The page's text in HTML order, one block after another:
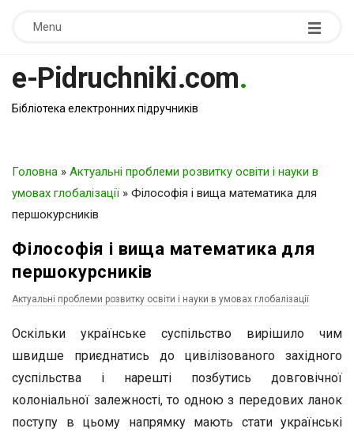
Menu
e-Pidruchniki.com.
Бібліотека електронних підручників
Головна » Актуальні проблеми розвитку освіти і науки в
умовах глобалізації » Філософія і вища математика для
першокурсників
Філософія і вища математика для
першокурсників
Актуальні проблеми розвитку освіти і науки в умовах глобалізації
Оскільки українське суспільство вирішило чим
швидше приєднатись до цивілізованого західного
суспільства і нарешті позбутись довговічної
колоніальної залежності, то одною з передових ланок
поступу в цьому напрямку мають стати українські